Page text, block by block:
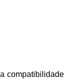
compatibilidade